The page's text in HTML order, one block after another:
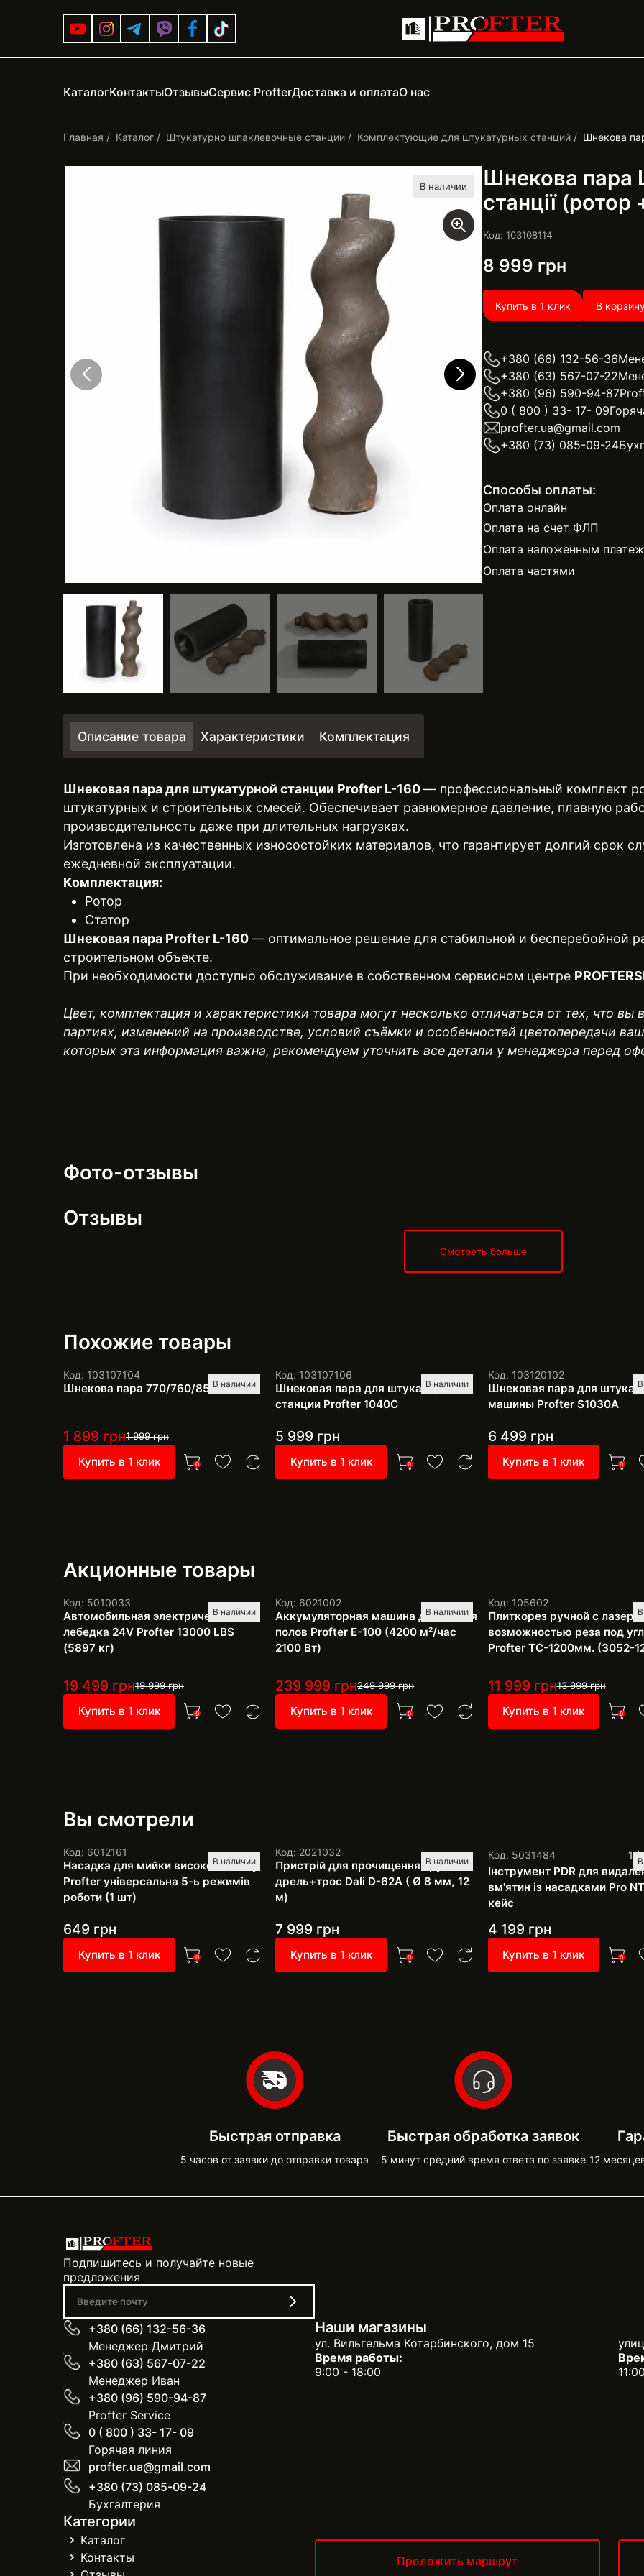
КаталогКонтактыОтзывыСервис ProfterДоставка и оплатаО нас
Главная Каталог Штукатурно шпаклевочные станции Комплектующие для штукатурных станций Шнекова
В наличии
Шнекова пара
станції (ротор
Код: 103108114
8 999 грн
Купить в 1 клик В
+380 (66) 132-56-36
+380 (63) 567-07-22
+380 (96) 590-94-87
0 ( 800 ) 33- 17- 09
profter.ua@gmail.com
+380 (73) 085-09-24
Способы оплаты:
Оплата онлайн
Оплата на счет ФЛП
Оплата наложенным
Оплата частями
Описание товара Характеристики Комплектация
Шнековая пара для штукатурной станции Profter L-160— профессиональный комплект
штукатурных и строительных смесей. Обеспечивает равномерное давление, плавную
производительность даже при длительных нагрузках.
Изготовлена из качественных износостойких материалов, что гарантирует долгий срок
ежедневной эксплуатации.
Комплектация:
Ротор
Статор
Шнековая пара Profter L-160— оптимальное решение для стабильной и бесперебойной
строительном объекте.
При необходимости доступно обслуживание в собственном сервисном центре
Цвет, комплектация и характеристики товара могут несколько отличаться от тех, что
партиях, изменений на производстве, условий съёмки и особенностей цветопередачи
которых эта информация важна, рекомендуем уточнить все детали у менеджера перед
Фото-отзывы
Отзывы
Смотреть больше
Похожие товары
В наличии
Код: 103107104
Шнекова пара 770/760/850
1 899 грн1 999грн
Купить в 1 клик 0
В наличии
Код: 103107106
Шнековая пара для штукатурной
станции Profter 1040С
5 999 грн
Купить в 1 клик 0
Код: 103120102
Шнековая пара для
машины Profter S1030A
6 499 грн
Купить в 1 клик 0
Акционные товары
В наличии
Код: 5010033
Автомобильная электрическая
лебедка 24V Profter 13000 LBS
(5897 кг)
19 499 грн19 999грн
Купить в 1 клик 0
В наличии
Код: 6021002
Аккумуляторная машина для мытья
полов Profter E-100 (4200 м²/час
2100 Вт)
239 999 грн249 999грн
Купить в 1 клик 0
Код: 105602
Плиткорез ручной с
возможностью реза под
Profter TC-1200мм. (3052-
11 999 грн13 999грн
Купить в 1 клик 0
Вы смотрели
В наличии
Код: 6012161
Насадка для мийки високого тиску
Profter універсальна 5-ь режимів
роботи (1 шт)
649 грн
Купить в 1 клик 0
В наличии
Код: 2021032
Пристрій для прочищення труб
дрель+трос Dali D-62A ( Ø 8 мм, 12
м)
7 999 грн
Купить в 1 клик 0
Код: 5031484 1
Інструмент PDR для
вм'ятин із насадками Pro
кейс
4 199 грн
Купить в 1 клик 0
Быстрая отправка
5 часов от заявки до отправки товара
Быстрая обработка заявок
5 минут средний время ответа по заявке 12
Подпишитесь и получайте новые
предложения
+380 (66) 132-56-36
Менеджер Дмитрий
+380 (63) 567-07-22
Менеджер Иван
+380 (96) 590-94-87
Profter Service
0 ( 800 ) 33- 17- 09
Горячая линия
profter.ua@gmail.com
+380 (73) 085-09-24
Бухгалтерия
Категории
Каталог
Контакты
Наши магазины
ул. Вильгельма Котарбинского, дом 15
Время работы:
9:00 - 18:00
Проложить маршрут